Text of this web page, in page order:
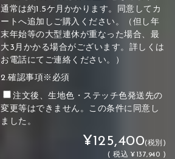
通常は約1.5ケ月かかります。同意してカ
ートへ追加しご購入ください。（但し年
末年始等の大型連休が重なった場合、最
大3月かかる場合がございます。詳しくは
お電話にてご連絡ください。）
2.確認事項※必須
注文後、生地色・ステッチ色発送先の
変更等はできません。この条件に同意し
ました。
¥125,400(税別)
(税込 ¥137,940 )